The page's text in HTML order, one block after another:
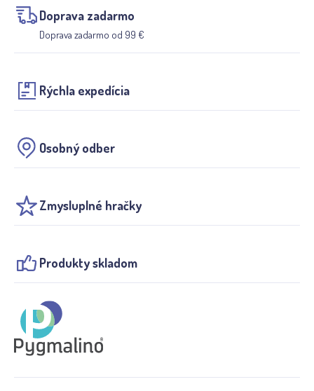
Doprava zadarmo
Doprava zadarmo od 99 €
Rýchla expedícia
Osobný odber
Zmysluplné hračky
Produkty skladom